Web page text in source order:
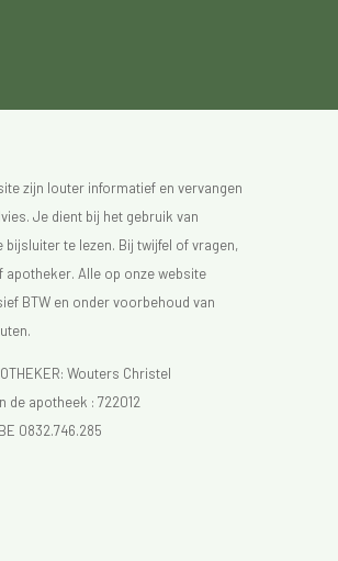
zijn louter informatief en vervangen
Je dient bij het gebruik van
te lezen. Bij twijfel of vragen,
Alle op onze website
BTW en onder voorbehoud van
Wouters Christel
de apotheek : 722012
BE 0832.746.285